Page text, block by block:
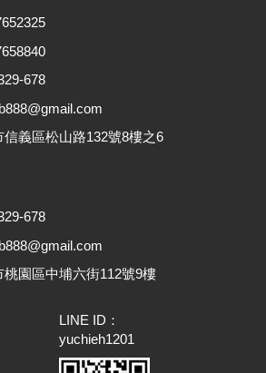
678
義區松山路132號8樓之6
678
園區中埔六街112號9樓
LINE ID：
yuchieh1201